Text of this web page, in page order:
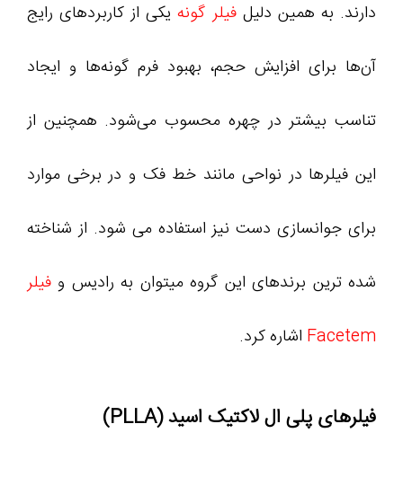
دارند. به همین دلیلفیلر گونهیکی از کاربردهای رایج
آن‌ها برای افزایش حجم، بهبود فرم گونه‌ها و ایجاد
تناسب بیشتر در چهره محسوب می‌شود. همچنین از
این فیلرها در نواحی مانند خط فک و در برخی موارد
برای جوانسازی دست نیز استفاده می‌ شود. از شناخته‌
شده‌ ترین برندهای این گروه میتوان به رادیس و فیلر
Facetem اشاره کرد.
فیلرهای پلی ال لاکتیک اسید (PLLA)